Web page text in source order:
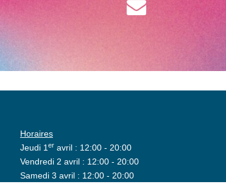
Horaires
Jeudi 1 eravril : 12:00 - 20:00
Vendredi 2 avril : 12:00 - 20:00
Samedi 3 avril : 12:00 - 20:00